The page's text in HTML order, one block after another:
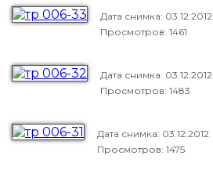
Дата снимка: 03.12.2012
Просмотров: 1461
Дата снимка: 03.12.2012
Просмотров: 1483
Дата снимка: 03.12.2012
Просмотров: 1475